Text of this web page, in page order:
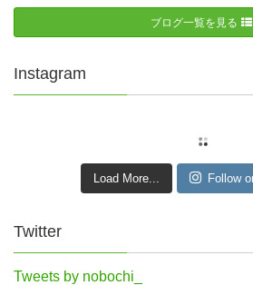
ブログ一覧を見る
Instagram
Load More... Follow
Twitter
Tweets by nobochi_